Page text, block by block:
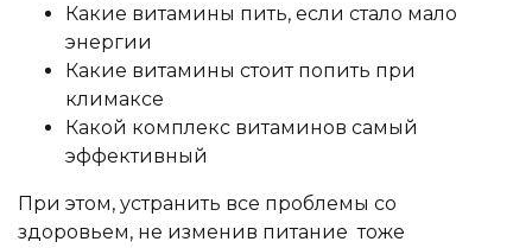
Какие витамины пить, если стало мало
энергии
Какие витамины стоит попить при
климаксе
Какой комплекс витаминов самый
эффективный
При этом, устранить все проблемы со
здоровьем, не изменив питание тоже